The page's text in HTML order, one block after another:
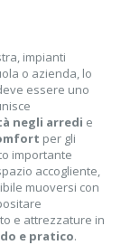
impianti
o azienda, lo
essere uno
negli arredi e
per gli
importante
accogliente,
muoversi con
e attrezzature in
e pratico.